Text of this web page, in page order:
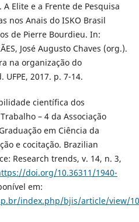
Elite e a Frente de Pesquisa
nos Anais do ISKO Brasil
de Pierre Bourdieu. In:
José Augusto Chaves (org.).
na organização do
UFPE, 2017. p. 7-14.
científica dos
– 4 da Associação
em Ciência da
e cocitação. Brazilian
Research trends, v. 14, n. 3,
doi.org/10.36311/1940-
em:
index.php/bjis/article/view/